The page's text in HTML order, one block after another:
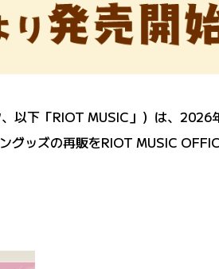
以下「RIOT MUSIC」）は、2026
グッズの再販をRIOT MUSIC